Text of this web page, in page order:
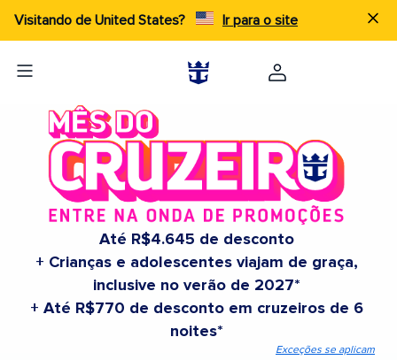
Visitando de United States? Ir para o site
Até R$4.645 de desconto
+ Crianças e adolescentes viajam de graça,
inclusive no verão de 2027*
+ Até R$770 de desconto em cruzeiros de 6
noites*
Exceções se aplicam